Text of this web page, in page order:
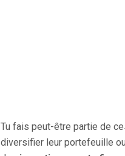
Tu fais peut-être partie de
diversifier leur portefeuille